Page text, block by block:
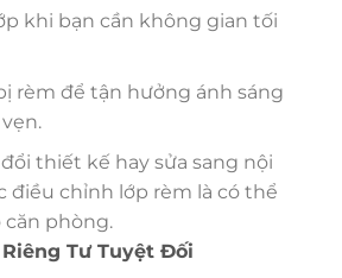
khi bạn cần không gian tối
rèm để tận hưởng ánh sáng
thiết kế hay sửa sang nội
điều chỉnh lớp rèm là có thể
căn phòng.
Tư Tuyệt Đối